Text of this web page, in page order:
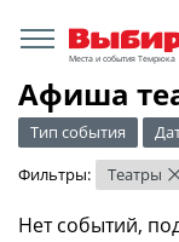
Места и события Темрюка
Афиша
Тип события
Фильтры:
Театры
Нет событий,